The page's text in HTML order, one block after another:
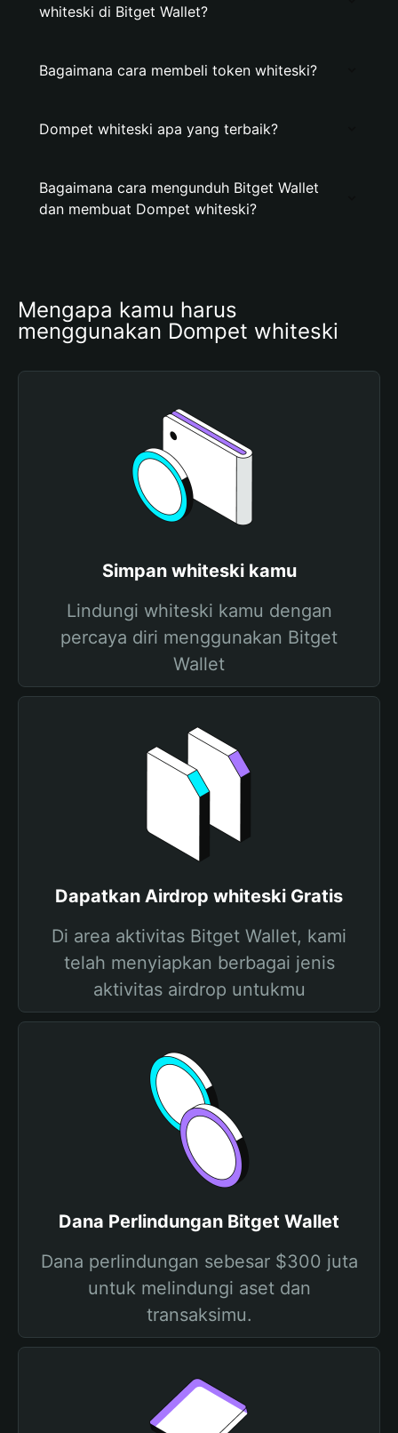
whiteski di Bitget Wallet?
Bagaimana cara membeli token whiteski?
Dompet whiteski apa yang terbaik?
Bagaimana cara mengunduh Bitget Wallet
dan membuat Dompet whiteski?
Mengapa kamu harus
menggunakan Dompet whiteski
Simpan whiteski kamu
Lindungi whiteski kamu dengan
percaya diri menggunakan Bitget
Wallet
Dapatkan Airdrop whiteski Gratis
Di area aktivitas Bitget Wallet, kami
telah menyiapkan berbagai jenis
aktivitas airdrop untukmu
Dana Perlindungan Bitget Wallet
Dana perlindungan sebesar $300 juta
untuk melindungi aset dan
transaksimu.